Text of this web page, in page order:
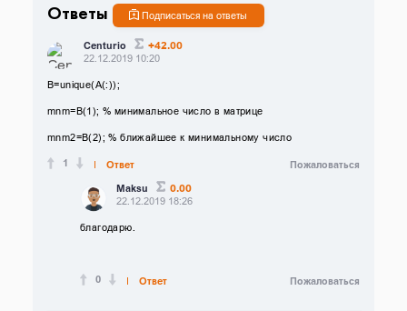
Ответы Подписаться на ответы
Centurio +42.00
22.12.2019 10:20
B=unique(A(:));
mnm=B(1); % минимальное число в матрице
mnm2=B(2); % ближайшее к минимальному число
1
Ответ
Пожаловаться
Maksu
0.00
22.12.2019 18:26
благодарю.
0 Ответ Пожаловаться